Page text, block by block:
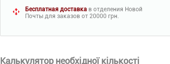
Бесплатная доставка в отделения Новой
Почты для заказов от 20000 грн.
Калькулятор необхідної кількості